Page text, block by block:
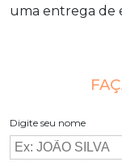
uma entrega de
Digite seu nome